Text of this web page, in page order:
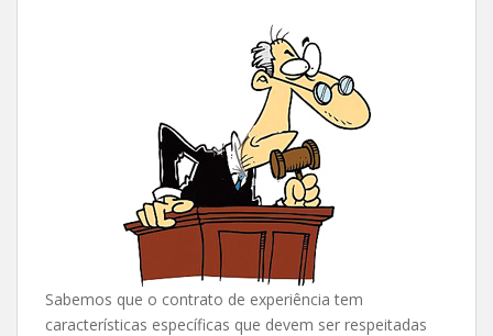
Sabemos que o contrato de experiência tem
características específicas que devem ser respeitadas